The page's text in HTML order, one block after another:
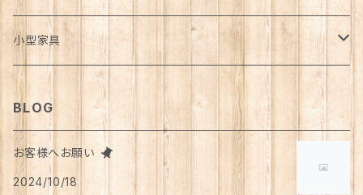
お風呂・ランドリー
タオル
スリッパ
マスク
バッグ
カゴバッグ
スマホショルダーバッグ
ポーチ
ストロー
ポット・急須
湯のみ
グラス
はさみ
支柱
ノート
カード
はがき
ペン
アウトドア
手芸用品
カーディガン
ベスト
ブルゾン
ニット
タンクトップ
フレンチスリーブ
ワイドパンツ
パンツ
アンダーウェア
レッグウェア
靴下
タイツ
メンズ
ボトムス
ブランケット・寝具
麺類
穀物
粉物
缶詰・瓶詰
ジュース
コーヒー
紅茶
お茶
トイレットペーパー
ティッシュペーパー
ライト
ろうそく
メダカ
猫用
犬用
猫用
レトルト食品
犬用
猫用
おやつ
犬用
猫用
食器
犬用
衣類・服飾雑貨
乳液
医薬部外品
リップクリーム
ボディーソープ
ヘアケア
クシ・ブラシ
シャンプー
せっけん
洗顔
ハンドクリーム
食器類
タオル
洗剤
防災用品
アパレル
Tシャツ
アクセサリー
ピアス
イヤリング・ノンホールピアス
飲料
珈琲
小型家具
スツール
BLOG
お客様へお願い
2024/10/18